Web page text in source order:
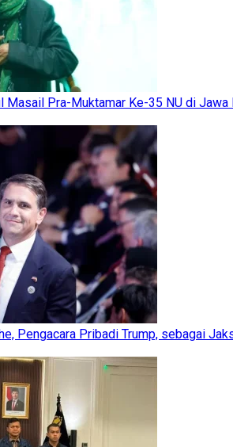
Masail Pra-Muktamar Ke-35 NU di Jawa
Pengacara Pribadi Trump, sebagai